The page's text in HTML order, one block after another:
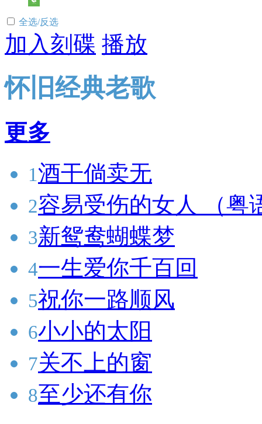
全选/反选
加入刻碟 播放
怀旧经典老歌
更多
1酒干倘卖无
2容易受伤的女人 （粤
3新鸳鸯蝴蝶梦
4一生爱你千百回
5祝你一路顺风
6小小的太阳
7关不上的窗
8至少还有你